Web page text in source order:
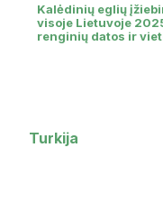
Kalėdinių eglių
visoje Lietuvoje
renginių datos ir
Turkija